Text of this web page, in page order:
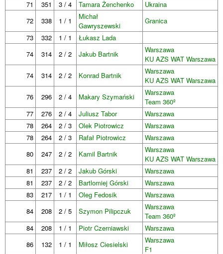
71
351 3 / 4 Tamara Żenchenko
Ukraina
72
338 1 / 1
Michał
Gawryszewski
Granica
73
332 1 / 1
Łukasz Lada
74
314 2 / 2 Jakub Bartnik
Warszawa
KU AZS WAT Warszawa
74
314 2 / 2 Konrad Bartnik
Warszawa
KU AZS WAT Warszawa
76
296 2 / 4 Makary Szymański
Warszawa
Team 360º
77
276 2 / 4 Juliusz Tabor
Warszawa
78
264 2 / 3 Olek Piotrowicz
Warszawa
78
264 2 / 3 Rafał Piotrowicz
Warszawa
80
247 2 / 2 Kamil Bartnik
Warszawa
KU AZS WAT Warszawa
81
237 2 / 2 Jakub Górski
Warszawa
81
237 2 / 2 Bartlomiej Górski
Warszawa
83
217 1 / 1 Oleg Fedosik
Warszawa
84
208 2 / 5 Szymon Pilipczuk
Warszawa
Team 360º
84
208 1 / 1 Piotr Czerniawski
Warszawa
86
132 1 / 1 Miłosz Ciesielski
Warszawa
F1